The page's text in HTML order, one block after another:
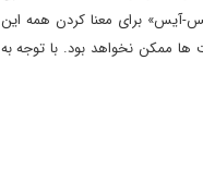
آیس» برای معنا کردن همه این
ها ممکن نخواهد بود. با توجه به